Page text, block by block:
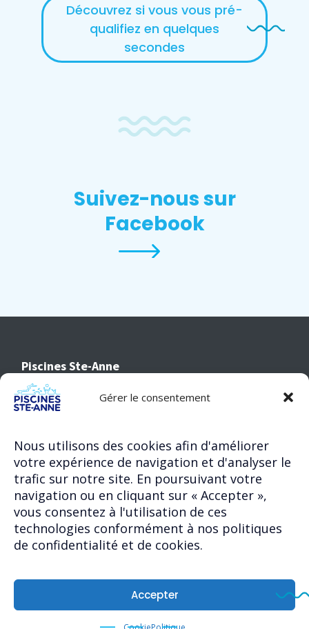
Gérer le consentement
Nous utilisons des cookies afin d'améliorer
votre expérience de navigation et d'analyser le
trafic sur notre site. En poursuivant votre
navigation ou en cliquant sur « Accepter »,
vous consentez à l'utilisation de ces
technologies conformément à nos politiques
de confidentialité et de cookies.
Accepter
Découvrez si vous vous pré-
qualifiez en quelques
secondes
Suivez-nous sur
Facebook
Piscines Ste-Anne
477-A, boul. Ste Anne
Sainte-Anne-des-Plaines, QC
J5N 3M2
Abonnez-vous à notre infolettre !
© 2026 Piscines Ste-Anne. Tous droits réservés.